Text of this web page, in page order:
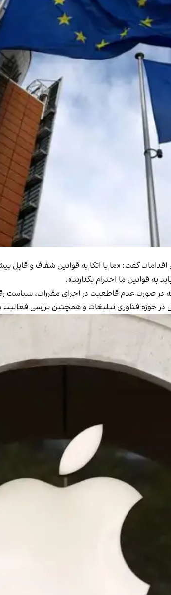
اقدامات گفت: «ما با اتکا به قوانین شفاف و
به قوانین ما احترام بگذارند».
که در صورت عدم قاطعیت در اجرای مقررات، سیاست
در حوزه فناوری تبلیغات و همچنین بررسی